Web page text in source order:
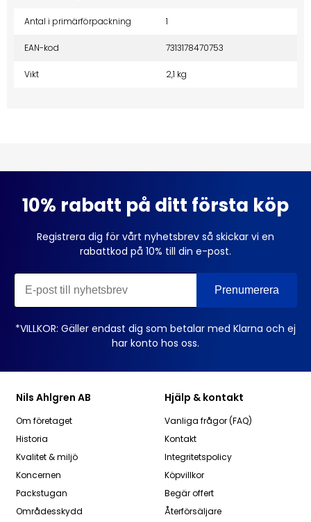
Antal i primärförpackning 1
EAN-kod 7313178470753
Vikt 2,1 kg
10% rabatt på ditt första köp
Registrera dig för vårt nyhetsbrev så skickar vi en
rabattkod på 10% till din e-post.
*VILLKOR: Gäller endast dig som betalar med Klarna och ej
har konto hos oss.
Nils Ahlgren AB
Om företaget
Historia
Kvalitet & miljö
Koncernen
Packstugan
Områdesskydd
Hjälp & kontakt
Vanliga frågor (FAQ)
Kontakt
Integritetspolicy
Köpvillkor
Begär offert
Återförsäljare